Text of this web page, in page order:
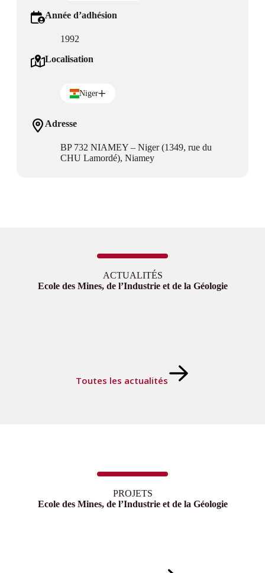
Année d’adhésion
1992
Localisation
Niger
Adresse
BP 732 NIAMEY – Niger (1349, rue du
CHU Lamordé), Niamey
ACTUALITÉS
Ecole des Mines, de l’Industrie et de la Géologie
Toutes les actualités
PROJETS
Ecole des Mines, de l’Industrie et de la Géologie